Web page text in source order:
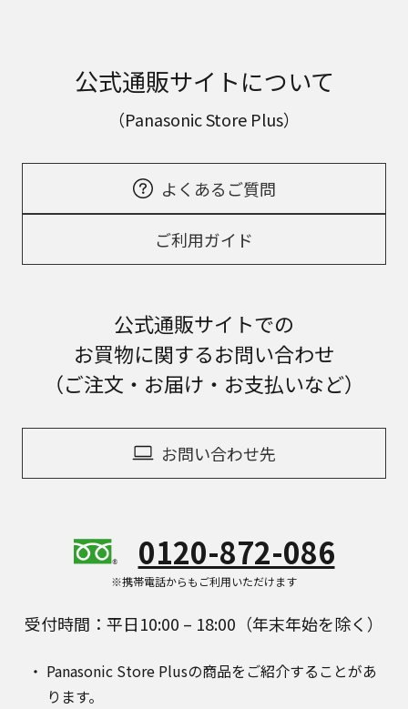
公式通販サイトについて
（Panasonic Store Plus）
よくあるご質問
ご利用ガイド
公式通販サイトでの
お買物に関するお問い合わせ
（ご注文・お届け・お支払いなど）
お問い合わせ先
0120-872-086
※携帯電話からもご利用いただけます
受付時間：平日10:00 – 18:00（年末年始を除く）
Panasonic Store Plusの商品をご紹介することがあ
ります。